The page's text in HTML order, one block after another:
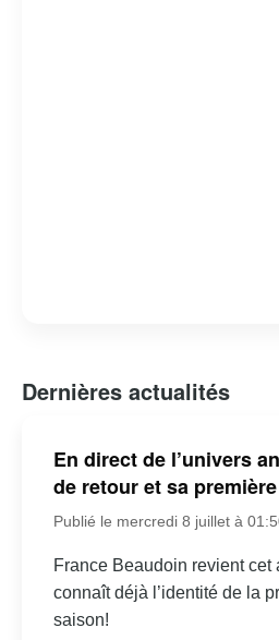
Dernières actualités
En direct de l’univers
de retour et sa
Publié le mercredi 8 juillet à
France Beaudoin revient cet
connaît déjà l’identité de la
saison!